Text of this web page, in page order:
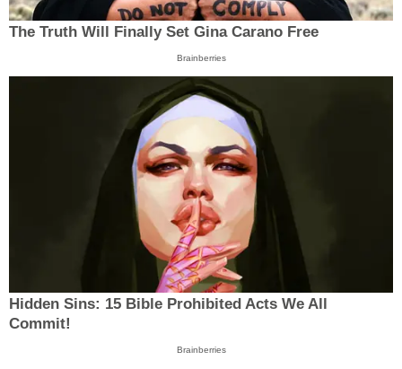
The Truth Will Finally Set Gina Carano Free
Brainberries
Hidden Sins: 15 Bible Prohibited Acts We All
Commit!
Brainberries